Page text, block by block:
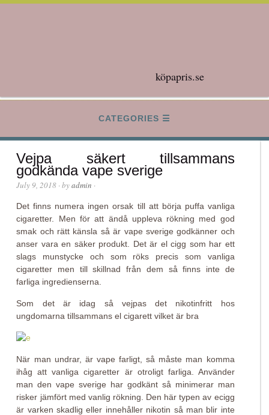
köpapris.se
CATEGORIES
Vejpa säkert tillsammans
godkända vape sverige
July 9, 2018 · byadmin ·
Det finns numera ingen orsak till att börja puffa vanliga
cigaretter. Men för att ändå uppleva rökning med god
smak och rätt känsla så är vape sverige godkänner och
anser vara en säker produkt. Det är el cigg som har ett
slags munstycke och som röks precis som vanliga
cigaretter men till skillnad från dem så finns inte de
farliga ingredienserna.
Som det är idag så vejpas det nikotinfritt hos
ungdomarna tillsammans el cigarett vilket är bra
När man undrar, är vape farligt, så måste man komma
ihåg att vanliga cigaretter är otroligt farliga. Använder
man den vape sverige har godkänt så minimerar man
risker jämfört med vanlig rökning. Den här typen av ecigg
är varken skadlig eller innehåller nikotin så man blir inte